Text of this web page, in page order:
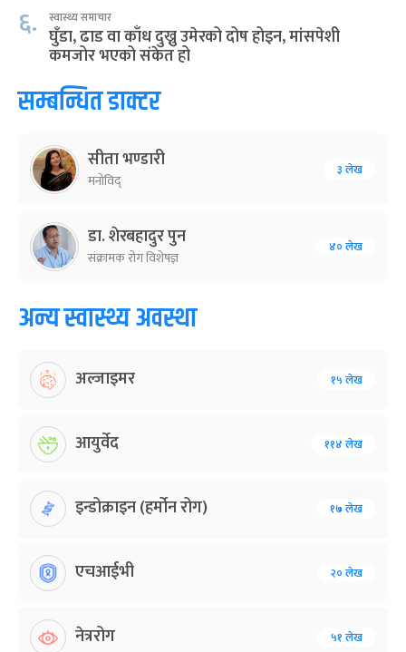
६. स्वास्थ्य समाचार
घुँडा, ढाड वा काँध दुख्नु उमेरको दोष होइन, मांसपेशी
कमजोर भएको संकेत हो
सम्बन्धित डाक्टर
सीता भण्डारी
मनोविद्
३ लेख
डा. शेरबहादुर पुन
संक्रामक रोग विशेषज्ञ
४० लेख
अन्य स्वास्थ्य अवस्था
अल्जाइमर १५ लेख
आयुर्वेद ११४ लेख
इन्डोक्राइन (हर्मोन रोग) १७ लेख
एचआईभी २० लेख
नेत्ररोग ५१ लेख